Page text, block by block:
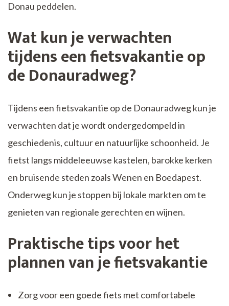
Donau peddelen.
Wat kun je verwachten
tijdens een fietsvakantie op
de Donauradweg?
Tijdens een fietsvakantie op de Donauradweg kun je
verwachten dat je wordt ondergedompeld in
geschiedenis, cultuur en natuurlijke schoonheid. Je
fietst langs middeleeuwse kastelen, barokke kerken
en bruisende steden zoals Wenen en Boedapest.
Onderweg kun je stoppen bij lokale markten om te
genieten van regionale gerechten en wijnen.
Praktische tips voor het
plannen van je fietsvakantie
Zorg voor een goede fiets met comfortabele